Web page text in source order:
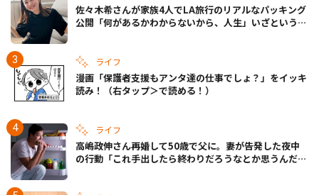
佐々木希さんが家族4人でLA旅行のリアルなパッキング
公開「何があるかわからないから、人生」いざというと
ライフ
漫画「保護者支援もアンタ達の仕事でしょ？」をイッキ
読み！（右タップ＞で読める！）
ライフ
高嶋政伸さん再婚して50歳で父に。妻が告発した夜中
の行動「これ手出したら終わりだろうなとか思うんだけ